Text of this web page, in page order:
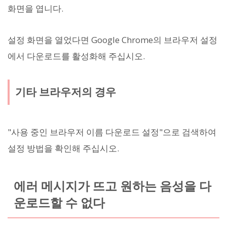
화면을 엽니다.
설정 화면을 열었다면 Google Chrome의 브라우저 설정
에서 다운로드를 활성화해 주십시오.
기타 브라우저의 경우
"사용 중인 브라우저 이름 다운로드 설정"으로 검색하여
설정 방법을 확인해 주십시오.
에러 메시지가 뜨고 원하는 음성을 다
운로드할 수 없다